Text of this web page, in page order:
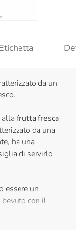
Etichetta
da un
alla frutta fresca
da una
ha una
di servirlo
essere un
bevuto con il